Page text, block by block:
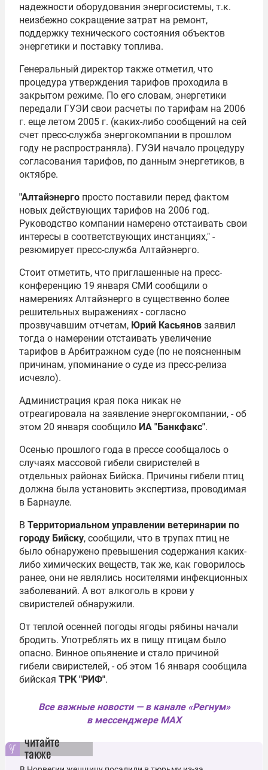
надежности оборудования энергосистемы, т.к.
неизбежно сокращение затрат на ремонт,
поддержку технического состояния объектов
энергетики и поставку топлива.
Генеральный директор также отметил, что
процедура утверждения тарифов проходила в
закрытом режиме. По его словам, энергетики
передали ГУЭИ свои расчеты по тарифам на 2006
г. еще летом 2005 г. (каких-либо сообщений на сей
счет пресс-служба энергокомпании в прошлом
году не распространяла). ГУЭИ начало процедуру
согласования тарифов, по данным энергетиков, в
октябре.
"Алтайэнерго просто поставили перед фактом
новых действующих тарифов на 2006 год.
Руководство компании намерено отстаивать свои
интересы в соответствующих инстанциях," -
резюмирует пресс-служба Алтайэнерго.
Стоит отметить, что приглашенные на пресс-
конференцию 19 января СМИ сообщили о
намерениях Алтайэнерго в существенно более
решительных выражениях - согласно
прозвучавшим отчетам, Юрий Касьянов заявил
тогда о намерении отстаивать увеличение
тарифов в Арбитражном суде (по не поясненным
причинам, упоминание о суде из пресс-релиза
исчезло).
Администрация края пока никак не
отреагировала на заявление энергокомпании, - об
этом 20 января сообщило ИА "Банкфакс".
Осенью прошлого года в прессе сообщалось о
случаях массовой гибели свиристелей в
отдельных районах Бийска. Причины гибели птиц
должна была установить экспертиза, проводимая
в Барнауле.
В Территориальном управлении ветеринарии по
городу Бийску, сообщили, что в трупах птиц не
было обнаружено превышения содержания каких-
либо химических веществ, так же, как говорилось
ранее, они не являлись носителями инфекционных
заболеваний. А вот алкоголь в крови у
свиристелей обнаружили.
От теплой осенней погоды ягоды рябины начали
бродить. Употреблять их в пищу птицам было
опасно. Винное опьянение и стало причиной
гибели свиристелей, - об этом 16 января сообщила
бийская ТРК "РИФ".
Все важные новости — в канале «Регнум»
в мессенджере MAX
читайте
также